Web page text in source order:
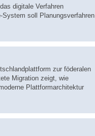
digitale Verfahren
System soll Planungsverfahren
zur föderalen
Migration zeigt, wie
Plattformarchitektur